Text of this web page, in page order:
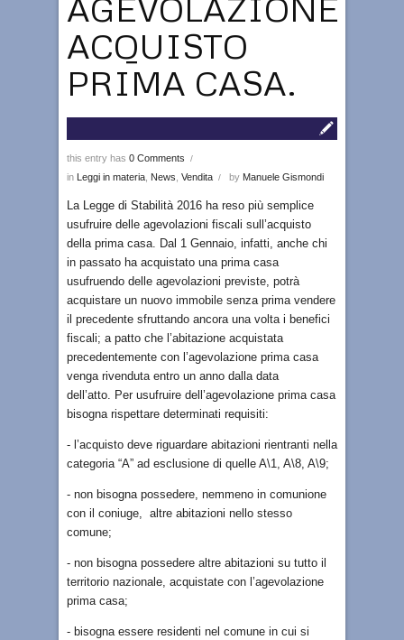
AGEVOLAZIONE
ACQUISTO
PRIMA CASA.
this entry has 0 Comments /
in Leggi in materia News Vendita / by Manuele Gismondi
La Legge di Stabilità 2016 ha reso più semplice
usufruire delle agevolazioni fiscali sull’acquisto
della prima casa. Dal 1 Gennaio, infatti, anche chi
in passato ha acquistato una prima casa
usufruendo delle agevolazioni previste, potrà
acquistare un nuovo immobile senza prima vendere
il precedente sfruttando ancora una volta i benefici
fiscali; a patto che l’abitazione acquistata
precedentemente con l’agevolazione prima casa
venga rivenduta entro un anno dalla data
dell’atto. Per usufruire dell’agevolazione prima casa
bisogna rispettare determinati requisiti:
- l’acquisto deve riguardare abitazioni rientranti nella
categoria “A” ad esclusione di quelle A\1, A\8, A\9;
- non bisogna possedere, nemmeno in comunione
con il coniuge, altre abitazioni nello stesso
comune;
- non bisogna possedere altre abitazioni su tutto il
territorio nazionale, acquistate con l’agevolazione
prima casa;
- bisogna essere residenti nel comune in cui si